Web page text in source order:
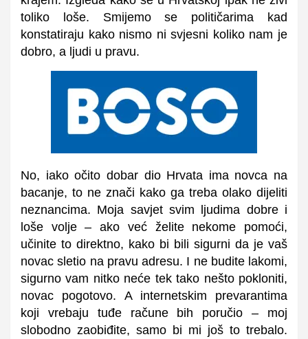
toliko loše. Smijemo se političarima kad
konstatiraju kako nismo ni svjesni koliko nam je
dobro, a ljudi u pravu.
No, iako očito dobar dio Hrvata ima novca na
bacanje, to ne znači kako ga treba olako dijeliti
neznancima. Moja savjet svim ljudima dobre i
loše volje – ako već želite nekome pomoći,
učinite to direktno, kako bi bili sigurni da je vaš
novac sletio na pravu adresu. I ne budite lakomi,
sigurno vam nitko neće tek tako nešto pokloniti,
novac pogotovo. A internetskim prevarantima
koji vrebaju tuđe račune bih poručio – moj
slobodno zaobiđite, samo bi mi još to trebalo.